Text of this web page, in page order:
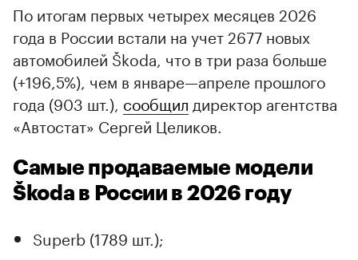
По итогам первых четырех месяцев 2026
года в России встали на учет 2677 новых
автомобилей Škoda, что в три раза больше
(+196,5%), чем в январе—апреле прошлого
года (903 шт.), сообщил директор агентства
«Автостат» Сергей Целиков.
Самые продаваемые модели
Škoda в России в 2026 году
Superb (1789 шт.);